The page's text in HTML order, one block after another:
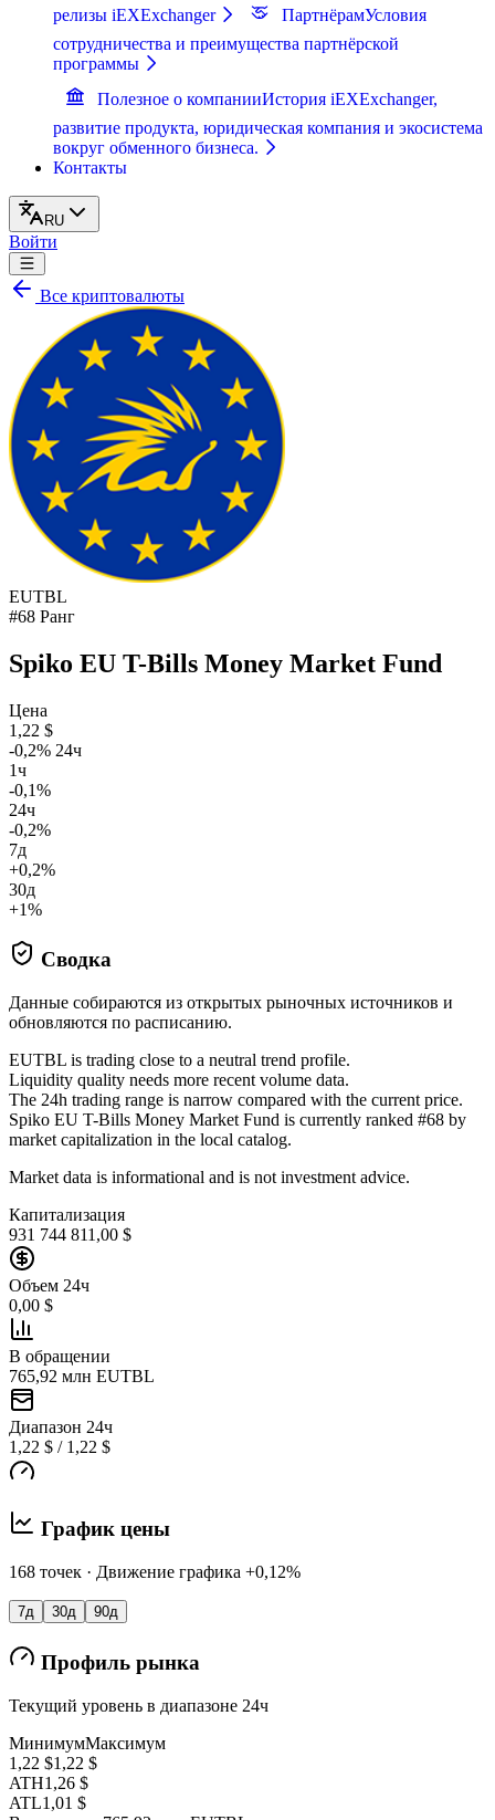
релизы iEXExchanger ПартнёрамУсловия
сотрудничества и преимущества партнёрской
программы
Полезное о компанииИстория iEXExchanger,
развитие продукта, юридическая компания и экосистема
вокруг обменного бизнеса.
Контакты
RU
Войти
Все криптовалюты
EUTBL
#68 Ранг
Spiko EU T-Bills Money Market Fund
Цена
1,22 $
-0,2% 24ч
1ч
-0,1%
24ч
-0,2%
7д
+0,2%
30д
+1%
Сводка
Данные собираются из открытых рыночных источников и
обновляются по расписанию.
EUTBL is trading close to a neutral trend profile.
Liquidity quality needs more recent volume data.
The 24h trading range is narrow compared with the current price.
Spiko EU T-Bills Money Market Fund is currently ranked #68 by
market capitalization in the local catalog.
Market data is informational and is not investment advice.
Капитализация
931 744 811,00 $
Объем 24ч
0,00 $
В обращении
765,92 млн EUTBL
Диапазон 24ч
1,22 $ / 1,22 $
График цены
168 точек · Движение графика +0,12%
7д 30д 90д
Профиль рынка
Текущий уровень в диапазоне 24ч
МинимумМаксимум
1,22 $1,22 $
ATH1,26 $
ATL1,01 $